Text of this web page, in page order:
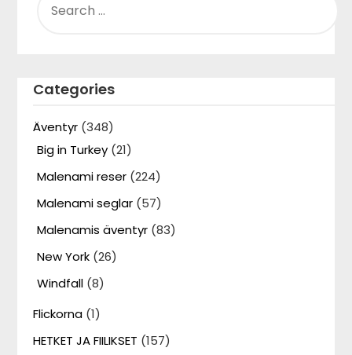
FOR:
Categories
Äventyr (348)
Big in Turkey (21)
Malenami reser (224)
Malenami seglar (57)
Malenamis äventyr (83)
New York (26)
Windfall (8)
Flickorna (1)
HETKET JA FIILIKSET (157)